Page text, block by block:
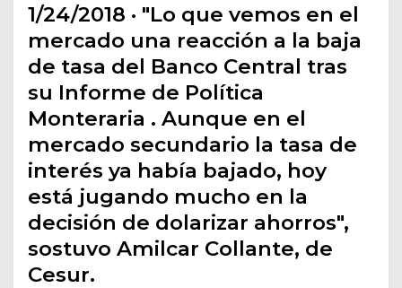
1/24/2018 · "Lo que vemos en el
mercado una reacción a la baja
de tasa del Banco Central tras
su Informe de Política
Monteraria . Aunque en el
mercado secundario la tasa de
interés ya había bajado, hoy
está jugando mucho en la
decisión de dolarizar ahorros",
sostuvo Amilcar Collante, de
Cesur.